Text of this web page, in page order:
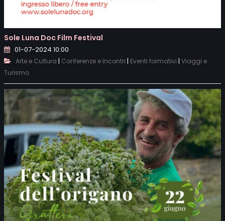
Sole Luna Doc Film Festival
01-07-2024 10:00
Arte e Cultura | Conferenze e Incontri | Eventi formativi | Viaggi e
Turismo